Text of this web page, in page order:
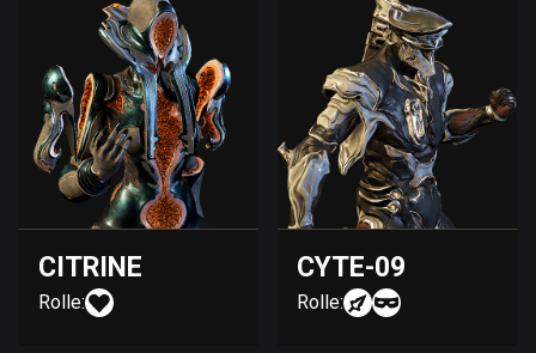
CITRINE
Rolle:
CYTE-09
Rolle: